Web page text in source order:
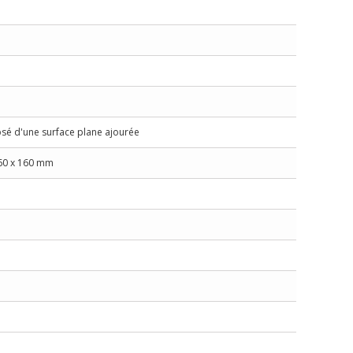
d'une surface plane ajourée
x 160 mm